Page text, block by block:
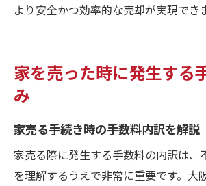
より安全かつ効率的な売却が実現でき
家を売った時に発生する
み
家売る手続き時の手数料内訳を解説
家売る際に発生する手数料の内訳は、
を理解するうえで非常に重要です。大